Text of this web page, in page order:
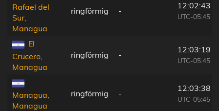
Rafael del
Sur,
Managua
ringförmig -
12:02:43
UTC-05:45
El
Crucero,
Managua
ringförmig -
12:03:19
UTC-05:45
Managua,
Managua
ringförmig -
12:03:38
UTC-05:45